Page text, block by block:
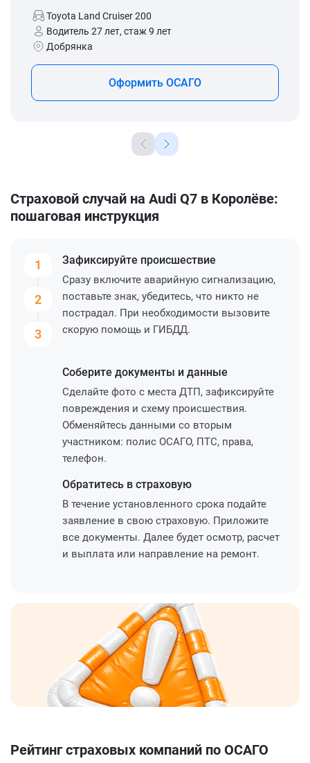
Toyota Land Cruiser 200
Водитель 27 лет, стаж 9 лет
Добрянка
Оформить ОСАГО
Страховой случай на Audi Q7 в Королёве:
пошаговая инструкция
1
2
3
Зафиксируйте происшествие
Сразу включите аварийную сигнализацию,
поставьте знак, убедитесь, что никто не
пострадал. При необходимости вызовите
скорую помощь и ГИБДД.
Соберите документы и данные
Сделайте фото с места ДТП, зафиксируйте
повреждения и схему происшествия.
Обменяйтесь данными со вторым
участником: полис ОСАГО, ПТС, права,
телефон.
Обратитесь в страховую
В течение установленного срока подайте
заявление в свою страховую. Приложите
все документы. Далее будет осмотр, расчет
и выплата или направление на ремонт.
Рейтинг страховых компаний по ОСАГО